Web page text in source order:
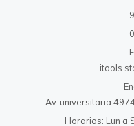
Av. universitaria
Horarios: Lun a